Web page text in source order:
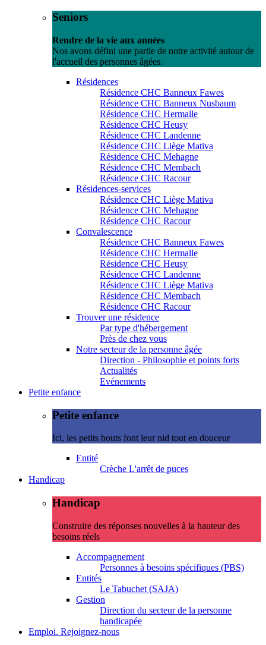
Seniors
Rendre de la vie aux années
Nos avons défini une partie de notre activité autour de
l'accueil des personnes âgées.
Résidences
Résidence CHC Banneux Fawes
Résidence CHC Banneux Nusbaum
Résidence CHC Hermalle
Résidence CHC Heusy
Résidence CHC Landenne
Résidence CHC Liège Mativa
Résidence CHC Mehagne
Résidence CHC Membach
Résidence CHC Racour
Résidences-services
Résidence CHC Liège Mativa
Résidence CHC Mehagne
Résidence CHC Racour
Convalescence
Résidence CHC Banneux Fawes
Résidence CHC Hermalle
Résidence CHC Heusy
Résidence CHC Landenne
Résidence CHC Liège Mativa
Résidence CHC Membach
Résidence CHC Racour
Trouver une résidence
Par type d'hébergement
Près de chez vous
Notre secteur de la personne âgée
Direction - Philosophie et points forts
Actualités
Evénements
Petite enfance
Petite enfance
Ici, les petits bouts font leur nid tout en douceur
Entité
Crèche L'arrêt de puces
Handicap
Handicap
Construire des réponses nouvelles à la hauteur des
besoins réels
Accompagnement
Personnes à besoins spécifiques (PBS)
Entités
Le Tabuchet (SAJA)
Gestion
Direction du secteur de la personne
handicapée
Emploi. Rejoignez-nous